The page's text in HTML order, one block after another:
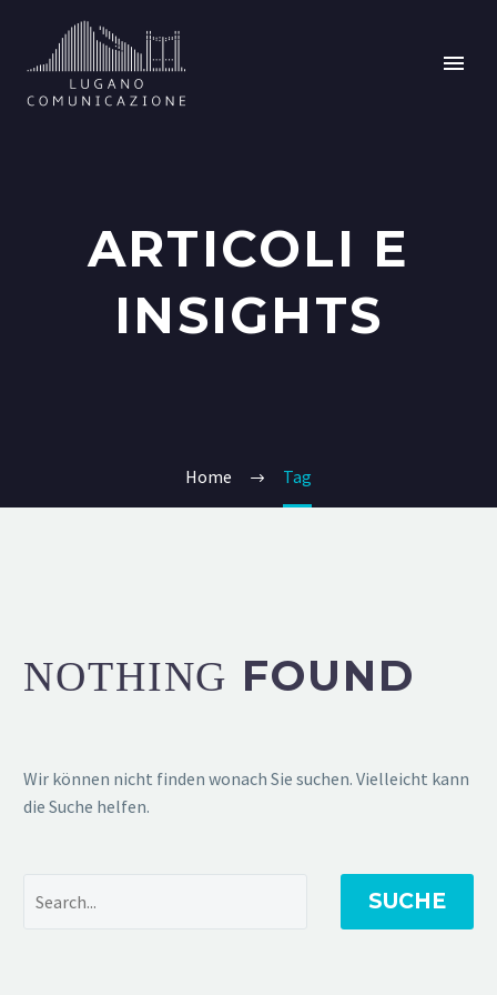
ARTICOLI E
INSIGHTS
Home Tag
NOTHING FOUND
Wir können nicht finden wonach Sie suchen. Vielleicht kann
die Suche helfen.
SUCHE